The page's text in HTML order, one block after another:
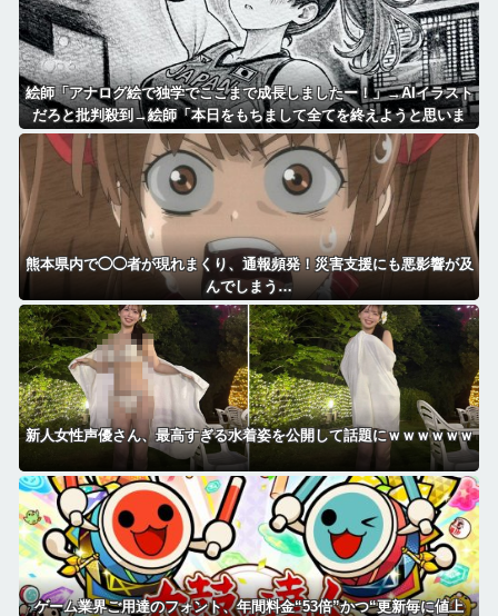
絵師「アナログ絵で独学でここまで成長しましたー！」→AIイラスト
だろと批判殺到→絵師「本日をもちまして全てを終えようと思いま
す」→しかし・・・
熊本県内で◯◯者が現れまくり、通報頻発！災害支援にも悪影響が及
んでしまう…
新人女性声優さん、最高すぎる水着姿を公開して話題にｗｗｗｗｗｗ
ゲーム業界ご用達のフォント、年間料金“53倍”かつ“更新毎に値上